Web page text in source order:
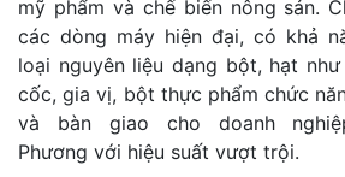
mỹ phẩm và chế biến nông sản.
các dòng máy hiện đại, có khả
loại nguyên liệu dạng bột, hạt
cốc, gia vị, bột thực phẩm chức
và bàn giao cho doanh
Phương với hiệu suất vượt trội.